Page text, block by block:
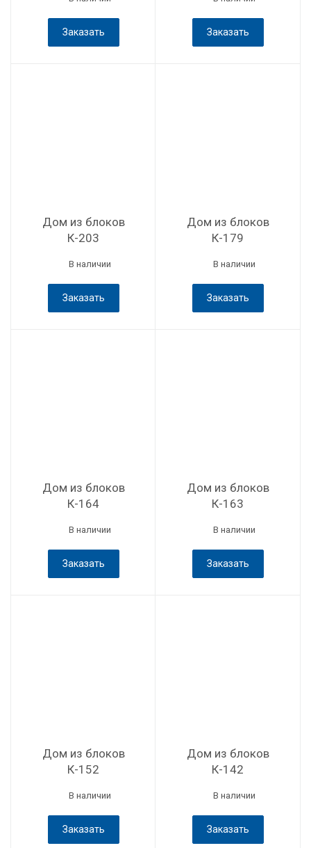
Заказать Заказать
Дом из блоков
К-203
В наличии
Заказать
Дом из блоков
К-179
В наличии
Заказать
Дом из блоков
К-164
В наличии
Заказать
Дом из блоков
К-163
В наличии
Заказать
Дом из блоков
К-152
В наличии
Заказать
Дом из блоков
К-142
В наличии
Заказать